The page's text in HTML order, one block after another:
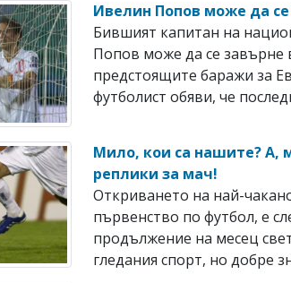
Ивелин Попов може да
Бившият капитан на
Попов може да се завърне
предстоящите баражи за
футболист обяви, че
Мило, кои са нашите? А,
реплики за мач!
Откриването на най-
първенство по футбол, е
продължение на месец
гледания спорт, но добре